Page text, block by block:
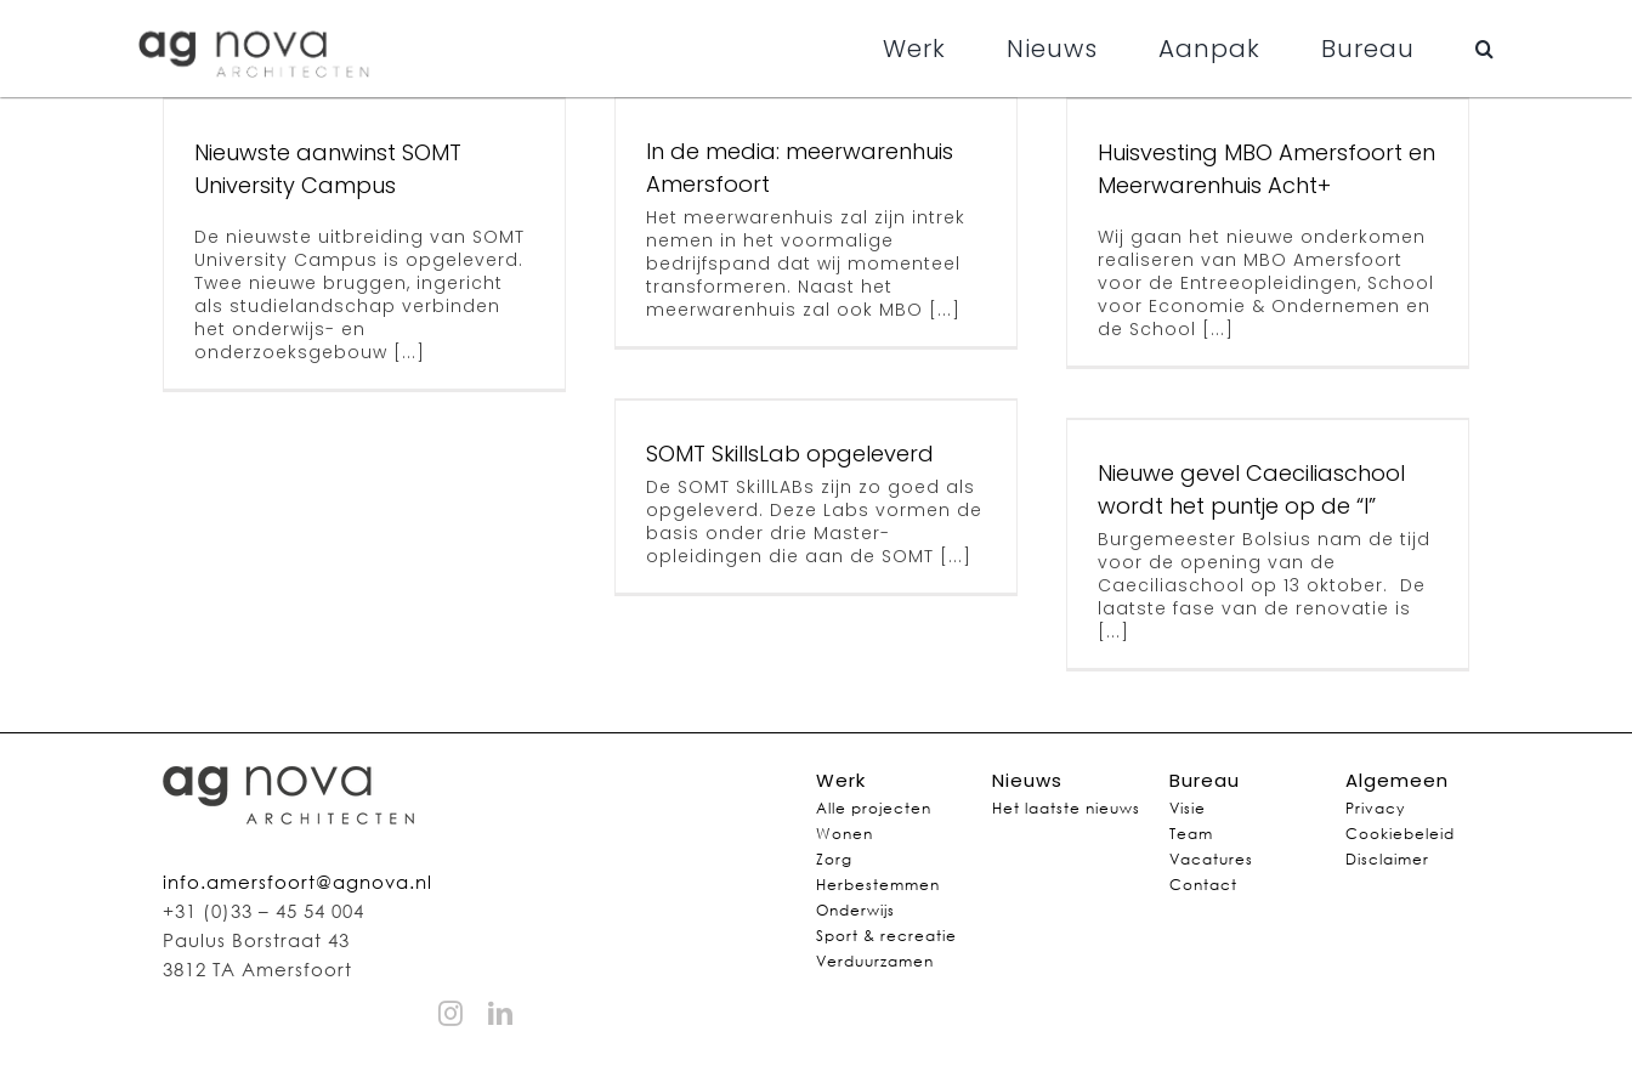
Werk Nieuws Aanpak Bureau
Nieuwste aanwinst SOMT
University Campus
De nieuwste uitbreiding van SOMT
University Campus is opgeleverd.
Twee nieuwe bruggen, ingericht
als studielandschap verbinden
het onderwijs- en
onderzoeksgebouw [...]
In de media: meerwarenhuis
Amersfoort
Het meerwarenhuis zal zijn intrek
nemen in het voormalige
bedrijfspand dat wij momenteel
transformeren. Naast het
meerwarenhuis zal ook MBO [...]
MBO
Amersfoort
en
Meerwarenhuis
Acht+
Archief
Huisvesting MBO Amersfoort en
Meerwarenhuis Acht+
Wij gaan het nieuwe onderkomen
realiseren van MBO Amersfoort
voor de Entreeopleidingen, School
voor Economie & Ondernemen en
de School [...]
SOMT
SOMT SkillsLab opgeleverd
De SOMT SkillLABs zijn zo goed als
opgeleverd. Deze Labs vormen de
basis onder drie Master-
opleidingen die aan de SOMT [...]
Nieuwe gevel
wordt het
puntje op de
“I”
Nieuwe gevel Caeciliaschool
wordt het puntje op de “I”
Burgemeester Bolsius nam de tijd
voor de opening van de
Caeciliaschool op 13 oktober. De
laatste fase van de renovatie is
[...]
info.amersfoort@agnova.nl
+31 (0)33 – 45 54 004
Paulus Borstraat 43
3812 TA Amersfoort
Werk
Alle projecten
Wonen
Zorg
Herbestemmen
Onderwijs
Sport & recreatie
Verduurzamen
Nieuws
Het laatste nieuws
Bureau
Visie
Team
Vacatures
Contact
Algemeen
Privacy
Cookiebeleid
Disclaimer